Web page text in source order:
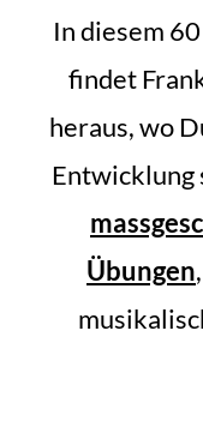
In diesem
findet
heraus, wo
Entwicklung
Übungen